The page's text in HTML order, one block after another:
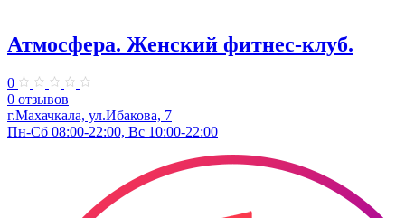
Атмосфера. Женский фитнес-клуб.
0
0 отзывов
г.Махачкала, ​ул.Ибакова, 7
Пн-Сб 08:00-22:00, Вс 10:00-22:00